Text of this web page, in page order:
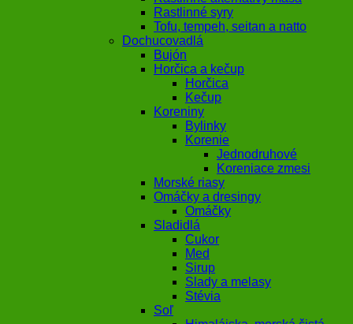
Rastlinné syry
Tofu, tempeh, seitan a natto
Dochucovadlá
Bujón
Horčica a kečup
Horčica
Kečup
Koreniny
Bylinky
Korenie
Jednodruhové
Koreniace zmesi
Morské riasy
Omáčky a dresingy
Omáčky
Sladidlá
Cukor
Med
Sirup
Slady a melasy
Stévia
Soľ